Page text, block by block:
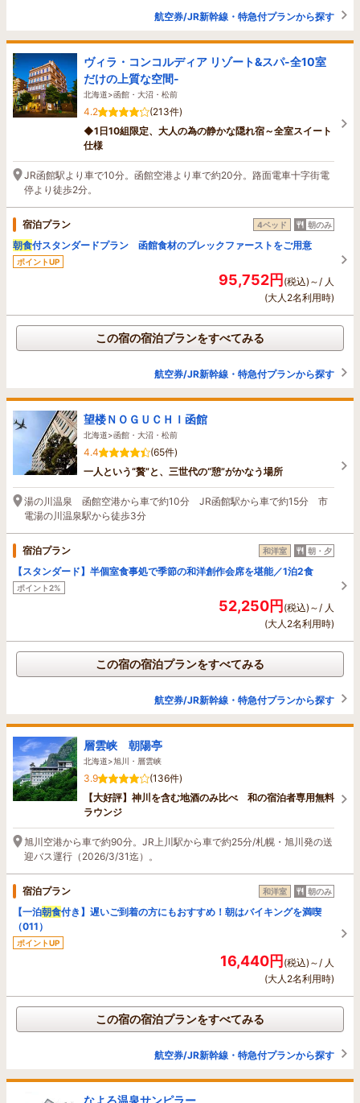
航空券/JR新幹線・特急付プランから探す
ヴィラ・コンコルディア リゾート&スパ-全10室
だけの上質な空間-
北海道>函館・大沼・松前
4.2
(213件)
◆1日10組限定、大人の為の静かな隠れ宿～全室スイート
仕様
JR函館駅より車で10分。函館空港より車で約20分。路面電車十字街電
停より徒歩2分。
宿泊プラン 4ベッド 朝のみ
朝食付スタンダードプラン 函館食材のブレックファーストをご用意
ポイントUP
95,752円(税込)～/ 人
(大人2名利用時)
この宿の宿泊プランをすべてみる
航空券/JR新幹線・特急付プランから探す
望楼ＮＯＧＵＣＨＩ函館
北海道>函館・大沼・松前
4.4
(65件)
一人という“贅”と、三世代の“憩”がかなう場所
湯の川温泉 函館空港から車で約10分 JR函館駅から車で約15分 市
電湯の川温泉駅から徒歩3分
宿泊プラン 和洋室 朝・夕
【スタンダード】半個室食事処で季節の和洋創作会席を堪能／1泊2食
ポイント2%
52,250円(税込)～/ 人
(大人2名利用時)
この宿の宿泊プランをすべてみる
航空券/JR新幹線・特急付プランから探す
層雲峡 朝陽亭
北海道>旭川・層雲峡
3.9
(136件)
【大好評】神川を含む地酒のみ比べ 和の宿泊者専用無料
ラウンジ
旭川空港から車で約90分。JR上川駅から車で約25分/札幌・旭川発の送
迎バス運行（2026/3/31迄）。
宿泊プラン 和洋室 朝のみ
【一泊朝食付き】遅いご到着の方にもおすすめ！朝はバイキングを満喫
（011）
ポイントUP
16,440円(税込)～/ 人
(大人2名利用時)
この宿の宿泊プランをすべてみる
航空券/JR新幹線・特急付プランから探す
なよろ温泉サンピラー